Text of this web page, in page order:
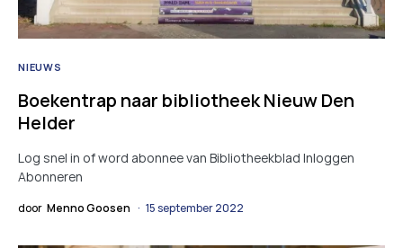
NIEUWS
Boekentrap naar bibliotheek Nieuw Den
Helder
Log snel in of word abonnee van Bibliotheekblad Inloggen
Abonneren
door Menno Goosen 15 september 2022